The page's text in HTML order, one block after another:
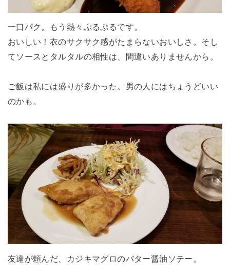
一口パク。もう熱々ぷるぷるです。
おいしい！衣のサクサク感がたまらないおいしさ。そし
てソースとタルタルの相性は、間違いありませんから。
ご飯は私には盛りが多かった。男の人にはちょうどいい
のかも。
友達が頼んだ、カジキマグロのバター醤油ソテー。